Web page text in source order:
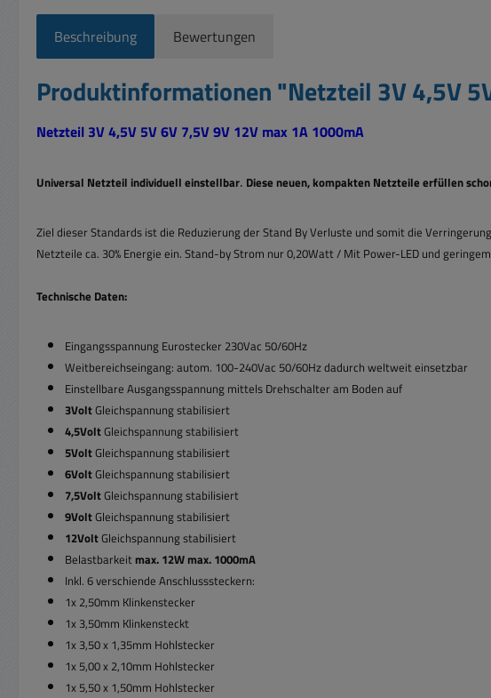
Beschreibung Bewertungen
Produktinformationen "Netzteil 3V 4,5V
Netzteil 3V 4,5V 5V 6V 7,5V 9V 12V max 1A 1000mA
Universal Netzteil individuell einstellbar. Diese neuen, kompakten Netzteile erfüllen
Ziel dieser Standards ist die Reduzierung der Stand By Verluste und somit die
Netzteile ca. 30% Energie ein. Stand-by Strom nur 0,20Watt / Mit Power-LED und
Technische Daten:
Eingangsspannung Eurostecker 230Vac 50/60Hz
Weitbereichseingang: autom. 100-240Vac 50/60Hzdadurch weltweit einsetzbar
Einstellbare Ausgangsspannung mittels Drehschalter am Boden auf
3VoltGleichspannung stabilisiert
4,5VoltGleichspannung stabilisiert
5VoltGleichspannung stabilisiert
6VoltGleichspannung stabilisiert
7,5VoltGleichspannung stabilisiert
9VoltGleichspannung stabilisiert
12VoltGleichspannung stabilisiert
Belastbarkeit max. 12W max. 1000mA
Inkl. 6 verschiende Anschlusssteckern:
1x 2,50mm Klinkenstecker
1x 3,50mm Klinkensteckt
1x 3,50 x 1,35mm Hohlstecker
1x 5,00 x 2,10mm Hohlstecker
1x 5,50 x 1,50mm Hohlstecker